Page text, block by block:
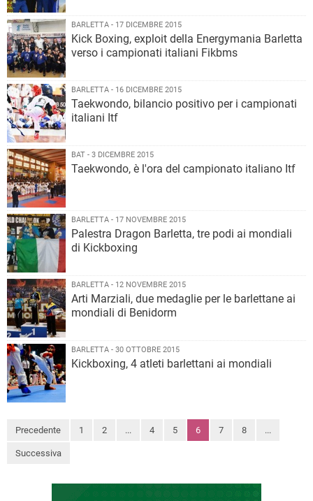
BARLETTA - 17 DICEMBRE 2015
Kick Boxing, exploit della Energymania Barletta
verso i campionati italiani Fikbms
BARLETTA - 16 DICEMBRE 2015
Taekwondo, bilancio positivo per i campionati
italiani Itf
BAT - 3 DICEMBRE 2015
Taekwondo, è l'ora del campionato italiano Itf
BARLETTA - 17 NOVEMBRE 2015
Palestra Dragon Barletta, tre podi ai mondiali
di Kickboxing
BARLETTA - 12 NOVEMBRE 2015
Arti Marziali, due medaglie per le barlettane ai
mondiali di Benidorm
BARLETTA - 30 OTTOBRE 2015
Kickboxing, 4 atleti barlettani ai mondiali
Precedente 1 2 ... 4 5 6 7 8 ...
Successiva